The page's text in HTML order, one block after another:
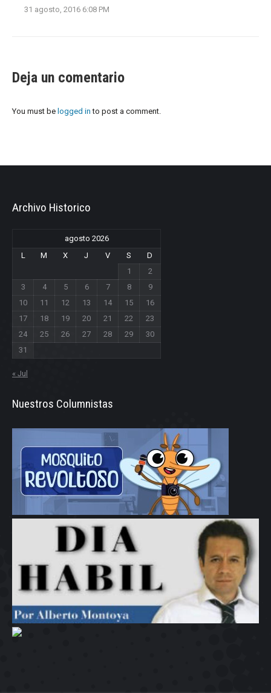
31 agosto, 2016 6:08 PM
Deja un comentario
You must be logged in to post a comment.
Archivo Historico
agosto 2026
L
M X J V S
D
1
2
3
4 5 6 7 8
9
10
11 12 13 14 15
16
17
18 19 20 21 22
23
24
25 26 27 28 29
30
31
« Jul
Nuestros Columnistas